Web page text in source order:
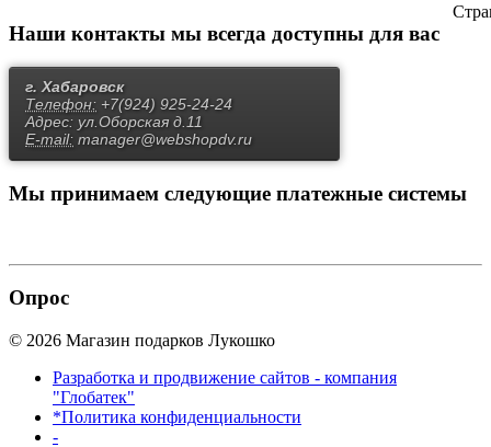
Наши контакты мы всегда доступны для вас
г. Хабаровск
Телефон: +7(924) 925-24-24
Адрес: ул.Оборская д.11
E-mail: manager@webshopdv.ru
Мы принимаем следующие платежные системы
Опрос
© 2026 Магазин подарков Лукошко
Разработка и продвижение сайтов - компания
"Глобатек"
*Политика конфиденциальности
-